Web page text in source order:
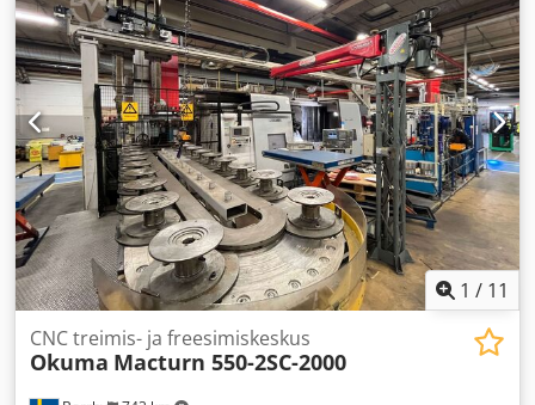
1 / 11
CNC treimis- ja freesimiskeskus
Okuma Macturn 550-2SC-2000